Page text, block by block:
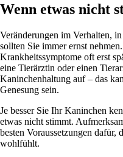
Wenn etwas nicht
Veränderungen im Verhalten,
sollten Sie immer ernst
Krankheitssymptome oft erst
eine Tierärztin oder einen
Kaninchenhaltung auf – das
Genesung sein.
Je besser Sie Ihr Kaninchen
etwas nicht stimmt.
besten Voraussetzungen
wohlfühlt.